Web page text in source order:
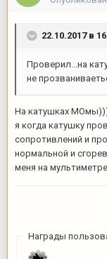
22.10.2017 в
Проверил...на
не
На катушках
я когда катушку
сопротивлений и
нормальной и
меня на
Награды